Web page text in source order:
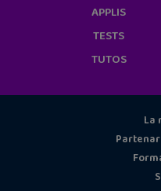
APPLIS
TESTS
TUTOS
La